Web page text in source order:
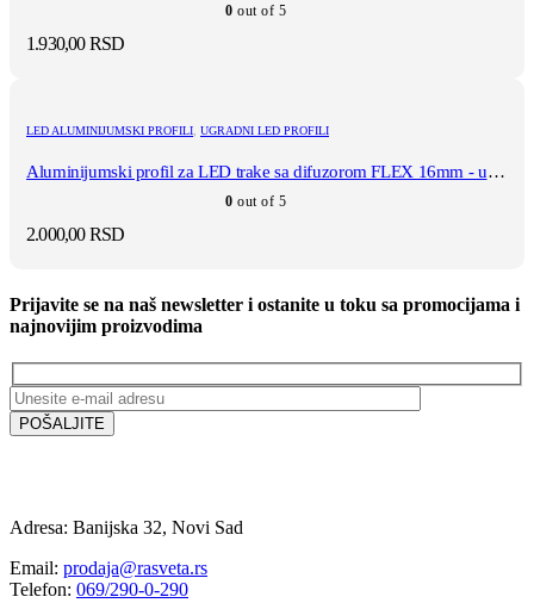
0 out of 5
1.930,00RSD
LED ALUMINIJUMSKI PROFILI UGRADNI LED PROFILI
Aluminijumski profil za LED trake sa difuzorom FLEX 16mm - ugradni
0 out of 5
2.000,00RSD
Prijavite se na naš newsletter i ostanite u toku sa promocijama i
najnovijim proizvodima
Adresa: Banijska 32, Novi Sad
Email: prodaja@rasveta.rs
Telefon: 069/290-0-290